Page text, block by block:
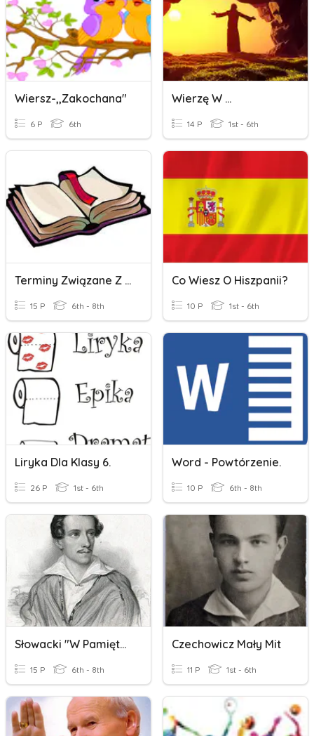
Wiersz-,,Zakochana"
6 P 6th
Wierzę W ...
14 P 1st - 6th
Terminy Związane Z Literaturą
15 P 6th - 8th
Co Wiesz O Hiszpanii?
10 P 1st - 6th
Liryka Dla Klasy 6.
26 P 1st - 6th
Word - Powtórzenie.
10 P 6th - 8th
Słowacki "W Pamiętniku Zofii..."
15 P 6th - 8th
Czechowicz Mały Mit
11 P 1st - 6th